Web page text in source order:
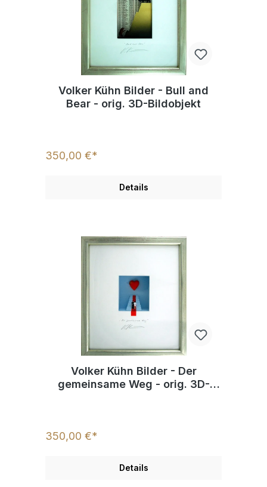
Volker Kühn Bilder - Bull and
Bear - orig. 3D-Bildobjekt
350,00 €*
Details
Volker Kühn Bilder - Der
gemeinsame Weg - orig. 3D-
350,00 €*
Details